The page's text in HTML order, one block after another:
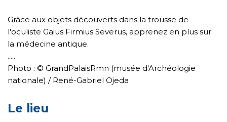
Grâce aux objets découverts dans la trousse de
l'oculiste Gaius Firmius Severus, apprenez en plus sur
la médecine antique.
.....
Photo : © GrandPalaisRmn (musée d'Archéologie
nationale) / René-Gabriel Ojeda
Le lieu